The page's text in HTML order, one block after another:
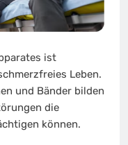
ist
Leben.
und Bänder bilden
die
können.